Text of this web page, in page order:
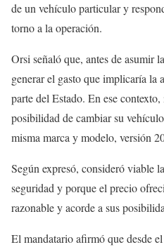
de un vehículo particular y
torno a la operación.
Orsi señaló que, antes de asumir
generar el gasto que implicaría
parte del Estado. En ese
posibilidad de cambiar su
misma marca y modelo, versión
Según expresó, consideró viable
seguridad y porque el precio
razonable y acorde a sus
El mandatario afirmó que desde